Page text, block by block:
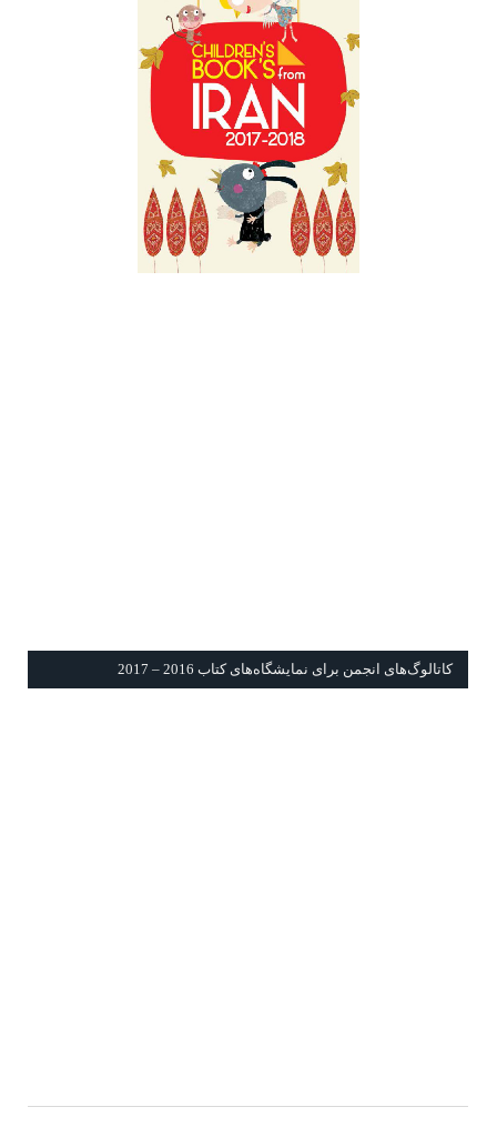
كاتالوگ‌های انجمن برای نمايشگاه‌های كتاب 2016 – 2017